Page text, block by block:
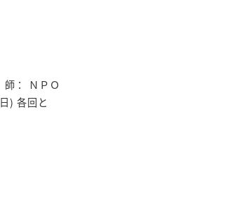
： ＮＰＯ
) 各回と